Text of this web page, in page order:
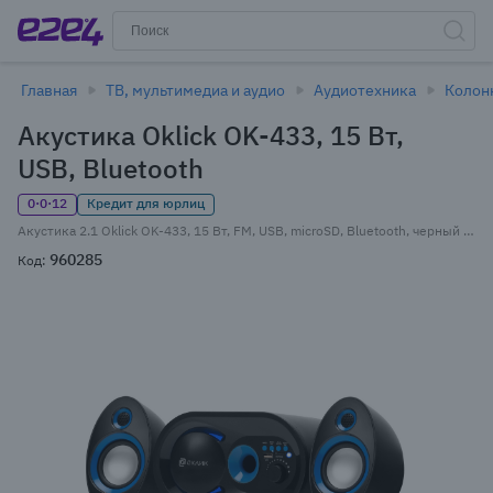
Главная ТВ, мультимедиа и аудио Аудиотехника
Акустика Oklick OK-433, 15 Вт,
USB, Bluetooth
0·0·12
Кредит для юрлиц
Акустика 2.1 Oklick OK-433, 15 Вт, FM, USB, microSD, Bluetooth, черный (1383714)
Код: 960285